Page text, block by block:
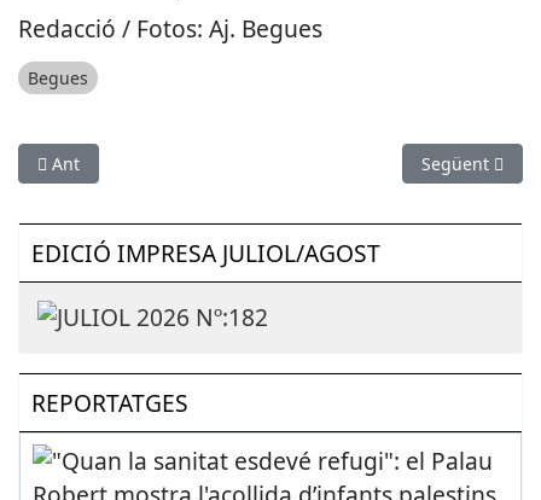
Redacció / Fotos: Aj. Begues
Begues
Article anterior: Frenen la proposta de creació d'una
Ant Article
Següent
EDICIÓ IMPRESA JULIOL/AGOST
REPORTATGES